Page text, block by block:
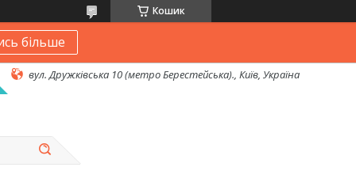
Кошик
більше
вул. Дружківська 10 (метро Берестейська)., Київ, Україна